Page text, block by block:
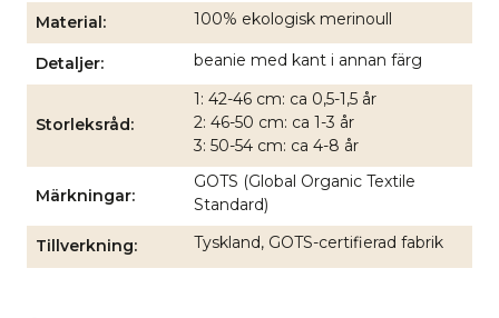
Material 100% ekologisk merinoull
Detaljer beanie med kant i annan färg
Storleksråd
1: 42-46 cm: ca 0,5-1,5 år
2: 46-50 cm: ca 1-3 år
3: 50-54 cm: ca 4-8 år
Märkningar
GOTS (Global Organic Textile
Standard)
Tillverkning Tyskland, GOTS-certifierad fabrik